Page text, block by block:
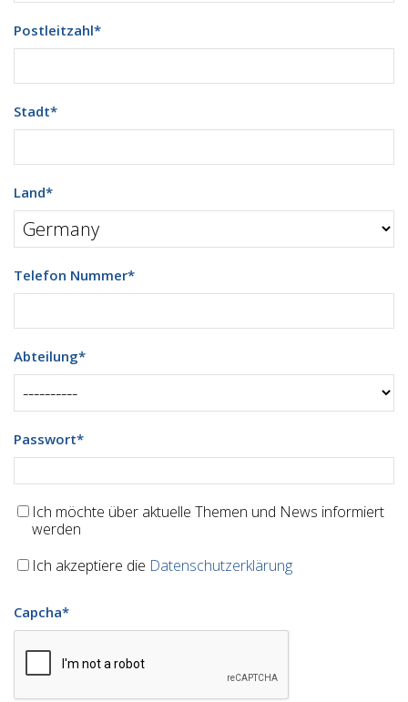
Postleitzahl*
Stadt*
Land*
Telefon Nummer*
Abteilung*
Passwort*
Ich möchte über aktuelle Themen und News informiert
werden
Ich akzeptiere die Datenschutzerklärung
Capcha*